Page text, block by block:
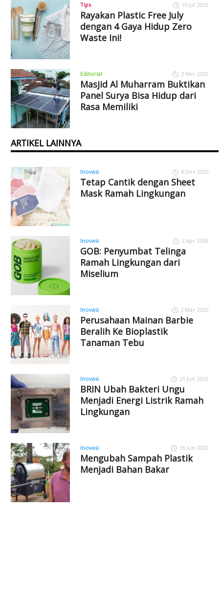
Tips 10 Jul 2025
Rayakan Plastic Free July
dengan 4 Gaya Hidup Zero
Waste Ini!
Editorial 2 Mei 2025
Masjid Al Muharram Buktikan
Panel Surya Bisa Hidup dari
Rasa Memiliki
ARTIKEL LAINNYA
Inovasi 8 Des 2020
Tetap Cantik dengan Sheet
Mask Ramah Lingkungan
Inovasi 2 Apr 2026
GOB: Penyumbat Telinga
Ramah Lingkungan dari
Miselium
Inovasi 2 Mar 2020
Perusahaan Mainan Barbie
Beralih Ke Bioplastik
Tanaman Tebu
Inovasi 21 Jun 2026
BRIN Ubah Bakteri Ungu
Menjadi Energi Listrik Ramah
Lingkungan
Inovasi 16 Jun 2020
Mengubah Sampah Plastik
Menjadi Bahan Bakar